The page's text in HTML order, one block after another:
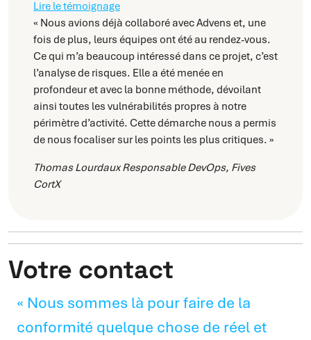
Lire le témoignage
« Nous avions déjà collaboré avec Advens et, une
fois de plus, leurs équipes ont été au rendez-vous.
Ce qui m’a beaucoup intéressé dans ce projet, c’est
l’analyse de risques. Elle a été menée en
profondeur et avec la bonne méthode, dévoilant
ainsi toutes les vulnérabilités propres à notre
périmètre d’activité. Cette démarche nous a permis
de nous focaliser sur les points les plus critiques. »
Thomas Lourdaux Responsable DevOps, Fives
CortX
Votre contact
« Nous sommes là pour faire de la
conformité quelque chose de réel et